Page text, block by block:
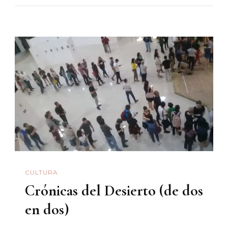
CULTURA
Crónicas del Desierto (de dos
en dos)